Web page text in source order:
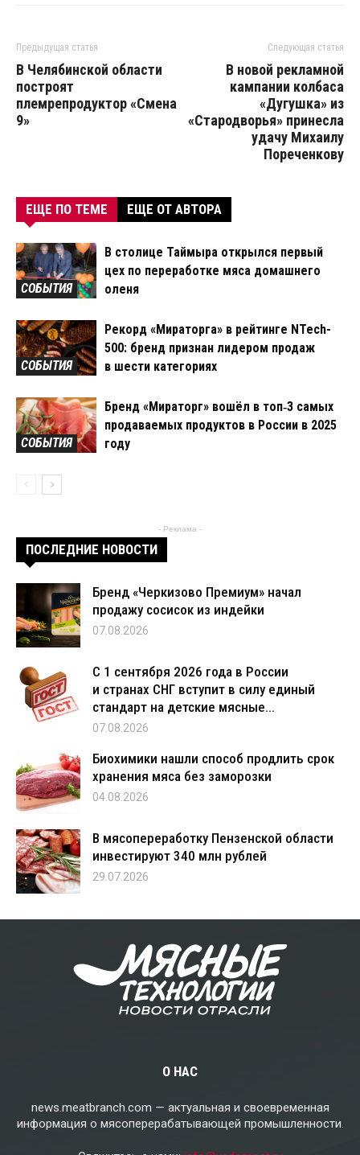
Предыдущая статья
В Челябинской области
построят
племрепродуктор «Смена
9»
Следующая статья
В новой рекламной
кампании колбаса
«Дугушка» из
«Стародворья» принесла
удачу Михаилу
Пореченкову
ЕЩЕ ПО ТЕМЕ ЕЩЕ ОТ АВТОРА
СОБЫТИЯ
В столице Таймыра открылся первый
цех по переработке мяса домашнего
оленя
СОБЫТИЯ
Рекорд «Мираторга» в рейтинге NTech-
500: бренд признан лидером продаж
в шести категориях
СОБЫТИЯ
Бренд «Мираторг» вошёл в топ‑3 самых
продаваемых продуктов в России в 2025
году
- Реклама -
ПОСЛЕДНИЕ НОВОСТИ
Бренд «Черкизово Премиум» начал
продажу сосисок из индейки
07.08.2026
С 1 сентября 2026 года в России
и странах СНГ вступит в силу единый
стандарт на детские мясные...
07.08.2026
Биохимики нашли способ продлить срок
хранения мяса без заморозки
04.08.2026
В мясопереработку Пензенской области
инвестируют 340 млн рублей
29.07.2026
О НАС
news.meatbranch.com — актуальная и своевременная
информация о мясоперерабатывающей промышленности.